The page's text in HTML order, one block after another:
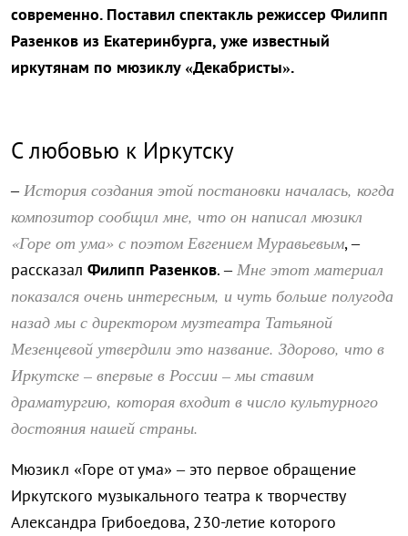
современно. Поставил спектакль режиссер Филипп
Разенков из Екатеринбурга, уже известный
иркутянам по мюзиклу «Декабристы».
С любовью к Иркутску
–История создания этой постановки началась, когда
композитор сообщил мне, что он написал мюзикл
«Горе от ума» с поэтом Евгением Муравьевым, –
рассказал Филипп Разенков. –Мне этот материал
показался очень интересным, и чуть больше полугода
назад мы с директором музтеатра Татьяной
Мезенцевой утвердили это название. Здорово, что в
Иркутске – впервые в России – мы ставим
драматургию, которая входит в число культурного
достояния нашей страны.
Мюзикл «Горе от ума» – это первое обращение
Иркутского музыкального театра к творчеству
Александра Грибоедова, 230-летие которого